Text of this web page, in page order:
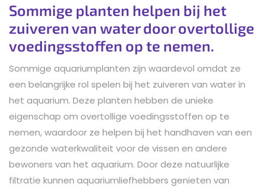
Sommige planten helpen bij het
zuiveren van water door overtollige
voedingsstoffen op te nemen.
Sommige aquariumplanten zijn waardevol omdat ze
een belangrijke rol spelen bij het zuiveren van water in
het aquarium. Deze planten hebben de unieke
eigenschap om overtollige voedingsstoffen op te
nemen, waardoor ze helpen bij het handhaven van een
gezonde waterkwaliteit voor de vissen en andere
bewoners van het aquarium. Door deze natuurlijke
filtratie kunnen aquariumliefhebbers genieten van